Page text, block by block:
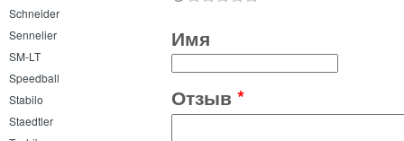
Schneider
Sennelier
SM-LT
Speedball
Stabilo
Staedtler
Имя
Отзыв *